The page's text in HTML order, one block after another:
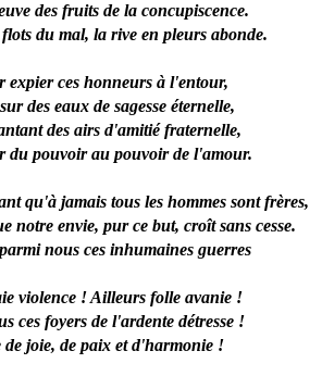
des fruits de la concupiscence.
du mal, la rive en pleurs abonde.
expier ces honneurs à l'entour,
des eaux de sagesse éternelle,
des airs d'amitié fraternelle,
du pouvoir au pouvoir de l'amour.
qu'à jamais tous les hommes sont frères,
notre envie, pur ce but, croît sans cesse.
nous ces inhumaines guerres
violence ! Ailleurs folle avanie !
ces foyers de l'ardente détresse !
de joie, de paix et d'harmonie !